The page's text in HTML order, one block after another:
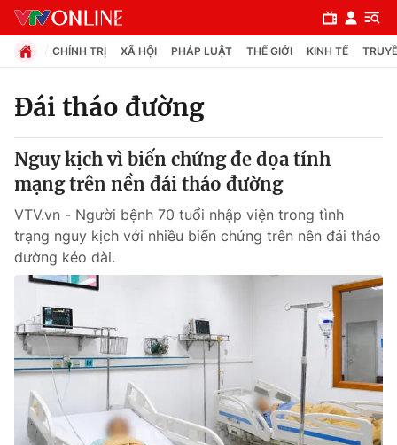
Chuyên mục
Chính trị
Xã hội
Pháp luật
Y tế
Thế giới
Tin tức
Kinh tế
CHÍNH TRỊ XÃ HỘI PHÁP LUẬT THẾ GIỚI KINH TẾ
Đái tháo đường
Nguy kịch vì biến chứng đe dọa tính
mạng trên nền đái tháo đường
VTV.vn - Người bệnh 70 tuổi nhập viện trong tình
trạng nguy kịch với nhiều biến chứng trên nền đái tháo
đường kéo dài.